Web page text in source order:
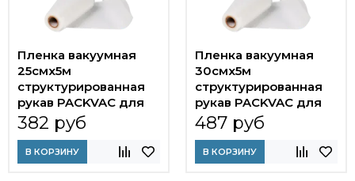
Пленка вакуумная
25смx5м
структурированная
рукав PACKVAC для
бескамерных
упаковщиков
382 руб
В КОРЗИНУ
Пленка вакуумная
30смx5м
структурированная
рукав PACKVAC для
бескамерных
упаковщиков
487 руб
В КОРЗИНУ